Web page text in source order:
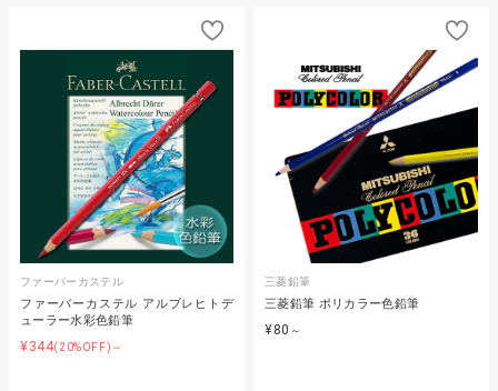
ファーバーカステル
ファーバーカステル アルブレヒトデ
ューラー水彩色鉛筆
¥344(20%OFF)～
三菱鉛筆
三菱鉛筆 ポリカラー色鉛筆
¥80 ～